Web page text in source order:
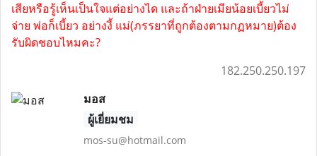
เสียหรือรู้เห็นเป็นใจแต่อย่างได และถ้าฝ่ายเมียน้อยเบี้ยวไม่
จ่าย พ่อก็เบี้ยว อย่างงี้ แม่(ภรรยาที่ถูกต้องตามกฏหมาย)ต้อง
รับผิดชอบไหมคะ?
182.250.250.197
มอส
ผู้เยี่ยมชม
mos-su@hotmail.com